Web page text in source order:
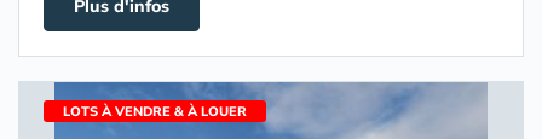
Plus d'infos
LOTS À VENDRE & À LOUER